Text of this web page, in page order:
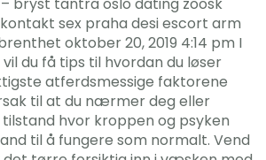
sex praha desi escort arm
oktober 20, 2019 4:14 pm I
du få tips til hvordan du løser
atferdsmessige faktorene
til at du nærmer deg eller
hvor kroppen og psyken
til å fungere som normalt. Vend